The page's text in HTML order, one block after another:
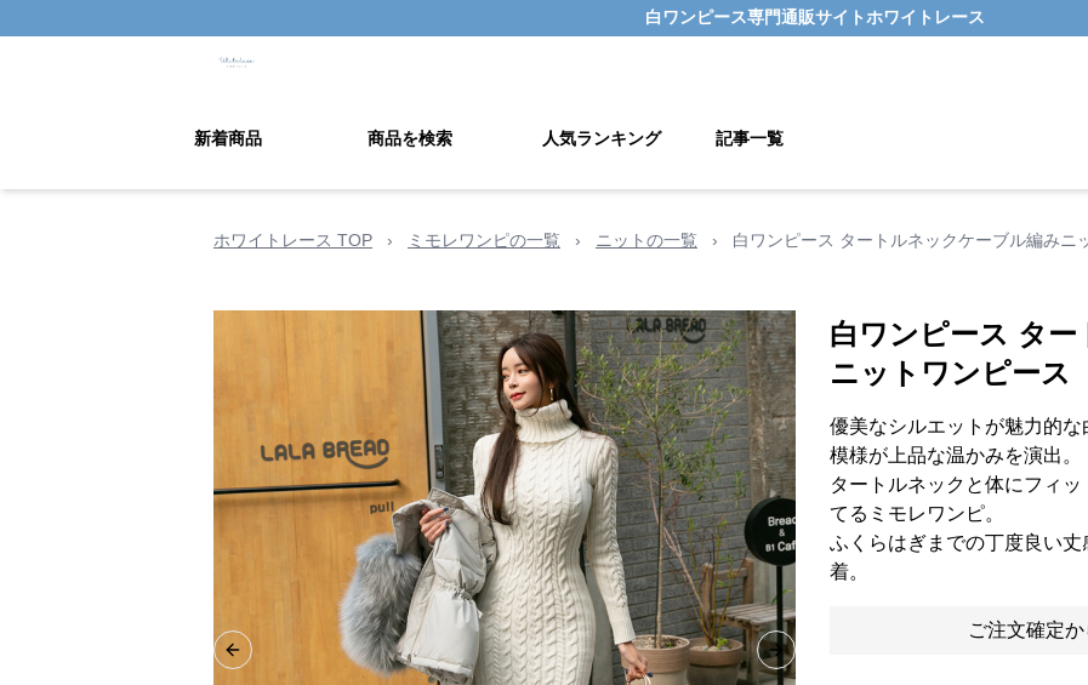
白ワンピース専門通販サイトホワイトレース
新着商品 商品を検索 人気ランキング 記事一覧
ホワイトレース TOP › ミモレワンピの一覧 › ニットの一覧 › 白ワンピース タートルネックケーブル編みニ
Previous slide Next slide
白ワンピース タ
ニットワンピース
優美なシルエットが魅力的
模様が上品な温かみを演出。
タートルネックと体にフィ
てるミモレワンピ。
ふくらはぎまでの丁度良い
着。
ご注文確定